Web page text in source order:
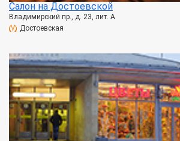
Салон на Достоевской
Владимирский пр., д. 23, лит. А
Достоевская